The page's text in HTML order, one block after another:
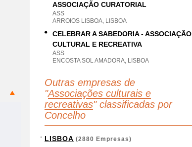
ASSOCIAÇÃO CURATORIAL
ASS
ARROIOS LISBOA, LISBOA
CELEBRAR A SABEDORIA - ASSOCIAÇÃO
CULTURAL E RECREATIVA
ASS
ENCOSTA SOL AMADORA, LISBOA
Outras empresas de
"Associações culturais e
recreativas" classificadas por
Concelho
LISBOA (2880 Empresas)